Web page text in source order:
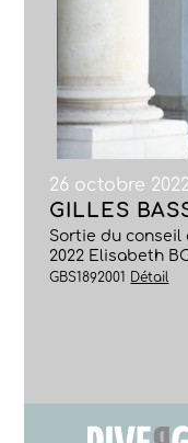
26 octobre 2022
GILLES
Sortie du conseil
2022 Elisabeth
GBS1892001 Détail